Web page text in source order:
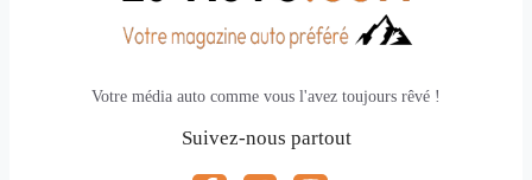
Votre média auto comme vous l'avez toujours rêvé !
Suivez-nous partout